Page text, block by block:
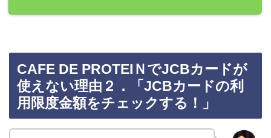
CAFE DE PROTEIＮでJCBカードが
使えない理由２．「JCBカードの利
用限度金額をチェックする！」